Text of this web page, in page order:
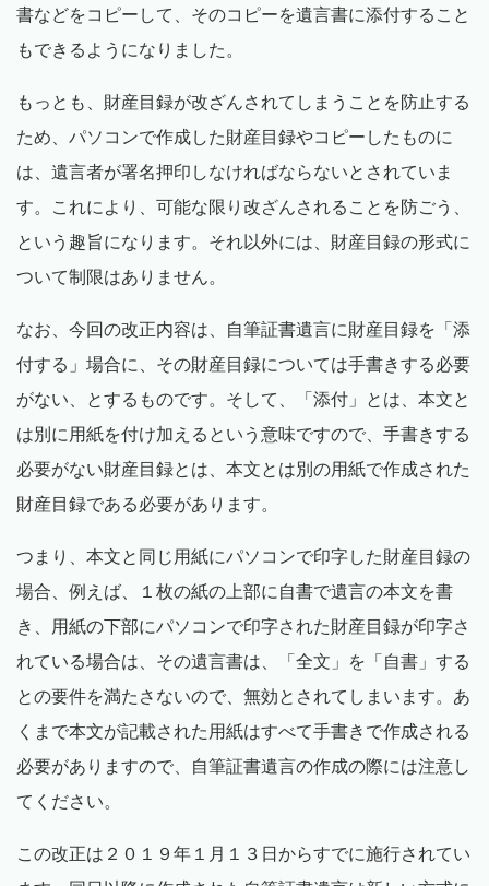
書などをコピーして、そのコピーを遺言書に添付すること
もできるようになりました。
もっとも、財産目録が改ざんされてしまうことを防止する
ため、パソコンで作成した財産目録やコピーしたものに
は、遺言者が署名押印しなければならないとされていま
す。これにより、可能な限り改ざんされることを防ごう、
という趣旨になります。それ以外には、財産目録の形式に
ついて制限はありません。
なお、今回の改正内容は、自筆証書遺言に財産目録を「添
付する」場合に、その財産目録については手書きする必要
がない、とするものです。そして、「添付」とは、本文と
は別に用紙を付け加えるという意味ですので、手書きする
必要がない財産目録とは、本文とは別の用紙で作成された
財産目録である必要があります。
つまり、本文と同じ用紙にパソコンで印字した財産目録の
場合、例えば、１枚の紙の上部に自書で遺言の本文を書
き、用紙の下部にパソコンで印字された財産目録が印字さ
れている場合は、その遺言書は、「全文」を「自書」する
との要件を満たさないので、無効とされてしまいます。あ
くまで本文が記載された用紙はすべて手書きで作成される
必要がありますので、自筆証書遺言の作成の際には注意し
てください。
この改正は２０１９年１月１３日からすでに施行されてい